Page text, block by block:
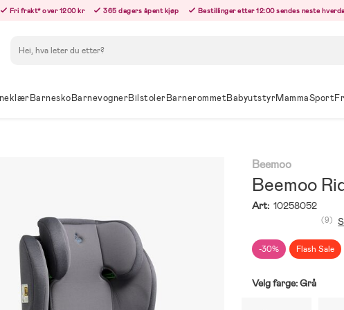
Fri frakt* over 1200 kr 365 dagers åpent kjøp Bestillinger etter 12:00 sendes neste
BarneskoBarnevognerBilstolerBarnerommetBabyutstyrMammaSport
Beemoo
Beemoo
Art: 10258052
-30% Flash Sale
(9)
Velg farge:Grå